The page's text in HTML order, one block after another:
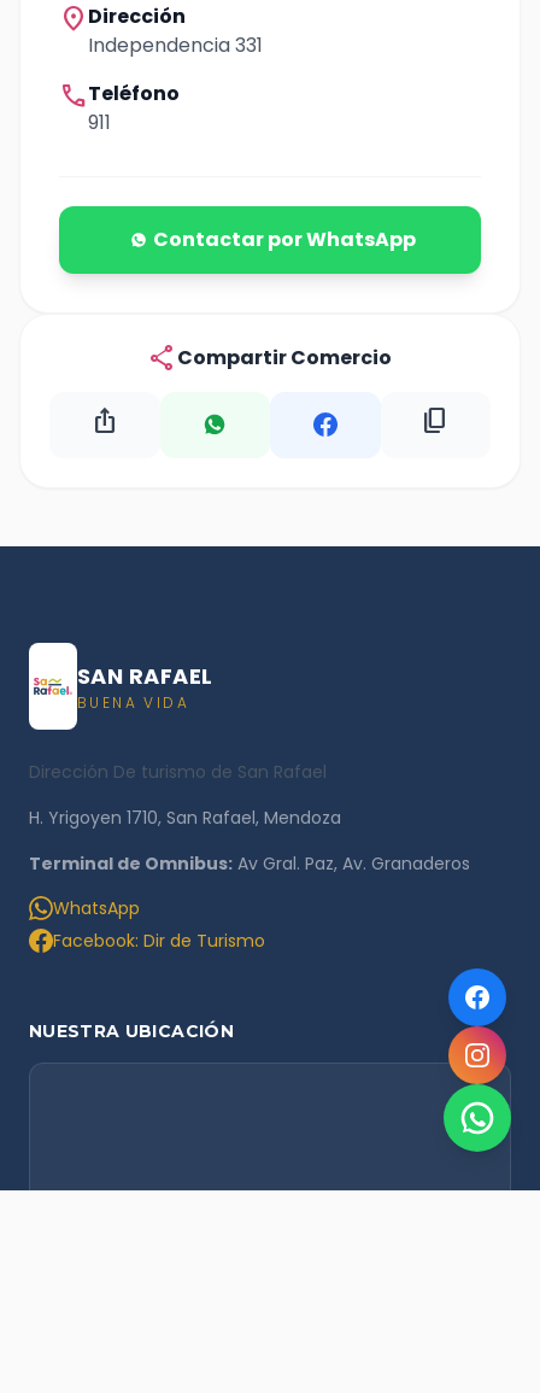
location_on Dirección
Independencia 331
callTeléfono
911
Contactar por WhatsApp
share Compartir Comercio
ios_share content_copy
SAN RAFAEL
BUENA VIDA
Dirección De turismo de San Rafael
H. Yrigoyen 1710, San Rafael, Mendoza
Terminal de Omnibus: Av Gral. Paz, Av. Granaderos
WhatsApp
Facebook: Dir de Turismo
NUESTRA UBICACIÓN